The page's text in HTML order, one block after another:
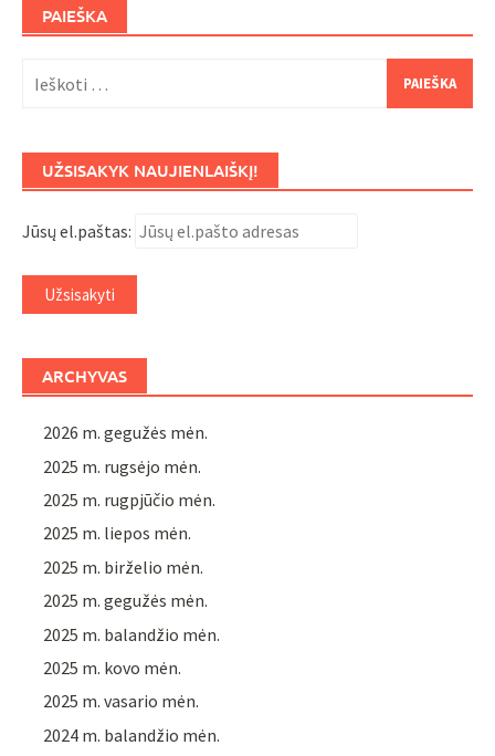
PAIEŠKA
UŽSISAKYK NAUJIENLAIŠKĮ!
Jūsų el.paštas:
ARCHYVAS
2026 m. gegužės mėn.
2025 m. rugsėjo mėn.
2025 m. rugpjūčio mėn.
2025 m. liepos mėn.
2025 m. birželio mėn.
2025 m. gegužės mėn.
2025 m. balandžio mėn.
2025 m. kovo mėn.
2025 m. vasario mėn.
2024 m. balandžio mėn.